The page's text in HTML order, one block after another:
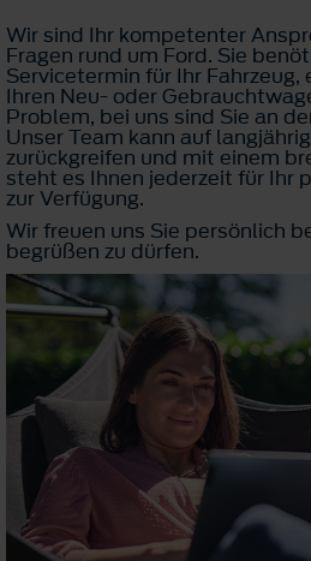
Wir sind Ihr kompetenter
Fragen rund um Ford. Sie
Servicetermin für Ihr Fahrzeug,
Ihren Neu- oder
Problem, bei uns sind Sie an
Unser Team kann auf
zurückgreifen und mit einem
steht es Ihnen jederzeit für Ihr
zur Verfügung.
Wir freuen uns Sie persönlich
begrüßen zu dürfen.